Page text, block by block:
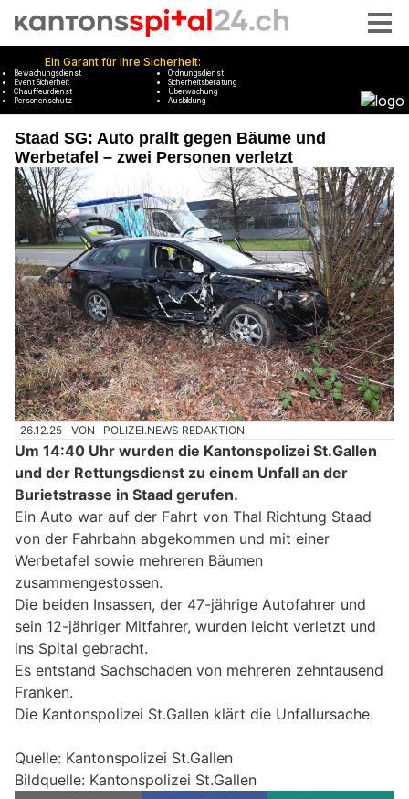
Staad SG: Auto prallt gegen Bäume und
Werbetafel – zwei Personen verletzt
26.12.25 VON POLIZEI.NEWS REDAKTION
Um 14:40 Uhr wurden die Kantonspolizei St.Gallen
und der Rettungsdienst zu einem Unfall an der
Burietstrasse in Staad gerufen.
Ein Auto war auf der Fahrt von Thal Richtung Staad
von der Fahrbahn abgekommen und mit einer
Werbetafel sowie mehreren Bäumen
zusammengestossen.
Die beiden Insassen, der 47-jährige Autofahrer und
sein 12-jähriger Mitfahrer, wurden leicht verletzt und
ins Spital gebracht.
Es entstand Sachschaden von mehreren zehntausend
Franken.
Die Kantonspolizei St.Gallen klärt die Unfallursache.
Quelle: Kantonspolizei St.Gallen
Bildquelle: Kantonspolizei St.Gallen